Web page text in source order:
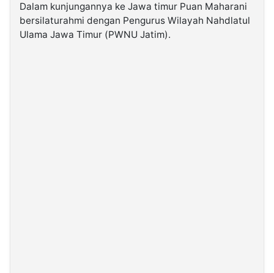
Kabarbaru.co
2026
Dalam kunjungannya ke Jawa timur Puan Maharani
bersilaturahmi dengan Pengurus Wilayah Nahdlatul
Ulama Jawa Timur (PWNU Jatim).